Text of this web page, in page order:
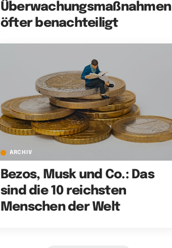
Überwachungsmaßnahmen
öfter benachteiligt
ARCHIV
Bezos, Musk und Co.: Das
sind die 10 reichsten
Menschen der Welt